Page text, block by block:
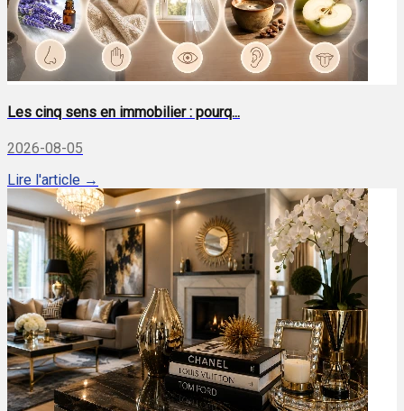
Les cinq sens en immobilier : pourq...
2026-08-05
Lire l'article →